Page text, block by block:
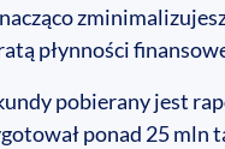
płynności
pobierany jest
ponad 25 mln